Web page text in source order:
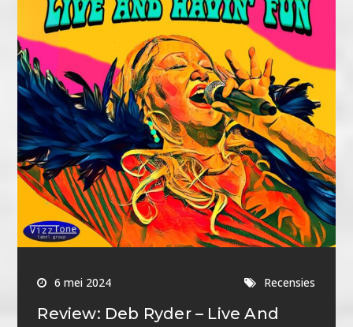
6 mei 2024 Recensies
Review: Deb Ryder – Live And